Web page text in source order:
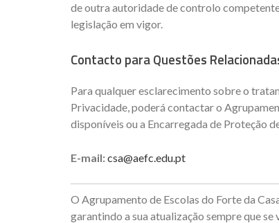
de outra autoridade de controlo
legislação em vigor.
Contacto para Questões
Para qualquer esclarecimento sobre o
Privacidade, poderá contactar o
disponíveis ou a Encarregada de Proteção
E-mail:csa@aefc.edu.pt
O Agrupamento de Escolas do Forte da
garantindo a sua atualização sempre que